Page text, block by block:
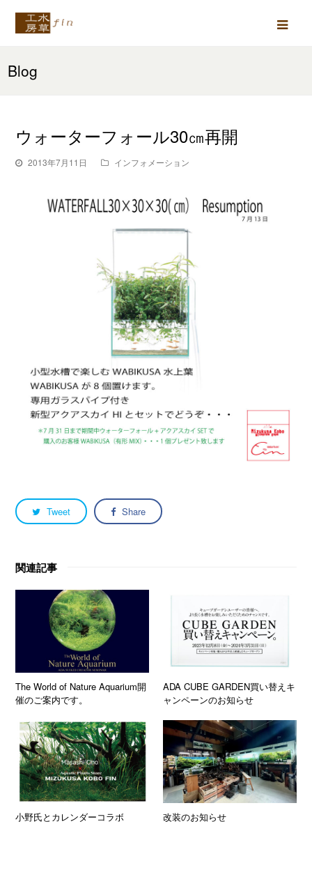
Blog
ウォーターフォール30㎝再開
2013年7月11日 インフォメーション
Tweet Share
関連記事
The World of Nature Aquarium開
催のご案内です。
ADA CUBE GARDEN買い替えキ
ャンペーンのお知らせ
小野氏とカレンダーコラボ 改装のお知らせ